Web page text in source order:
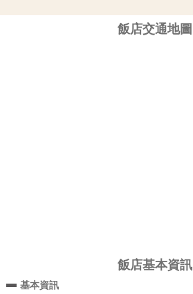
飯店交通地圖
飯店基本資訊
基本資訊